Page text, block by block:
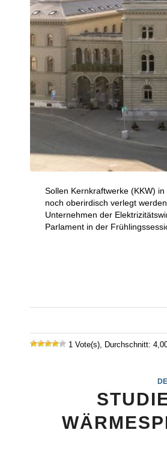
Sollen Kernkraftwerke (KKW)
noch oberirdisch verlegt
Unternehmen der
Parlament in der
1 Vote(s), Durchschnitt: